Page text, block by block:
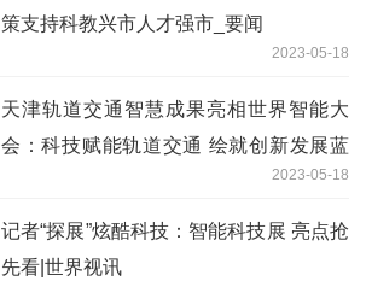
策支持科教兴市人才强市_要闻
2023-05-18
天津轨道交通智慧成果亮相世界智能大
会：科技赋能轨道交通 绘就创新发展蓝
2023-05-18
记者“探展”炫酷科技：智能科技展 亮点抢
先看|世界视讯